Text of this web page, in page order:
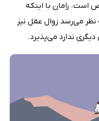
رامان با اینکه
نظر می‌رسد زوال عقل نیز
ندارد می‌پذیرد.